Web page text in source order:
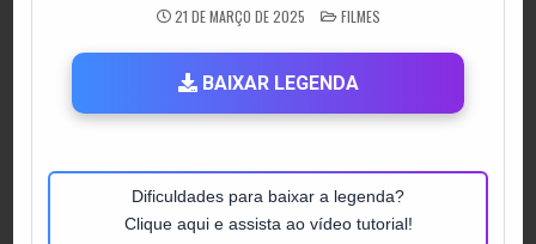
21 DE MARÇO DE 2025 POSTED
IN
FILMES
BAIXAR LEGENDA
Dificuldades para baixar a legenda?
Clique aqui e assista ao vídeo tutorial!